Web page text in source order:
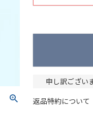
申し訳ござい
返品特約について